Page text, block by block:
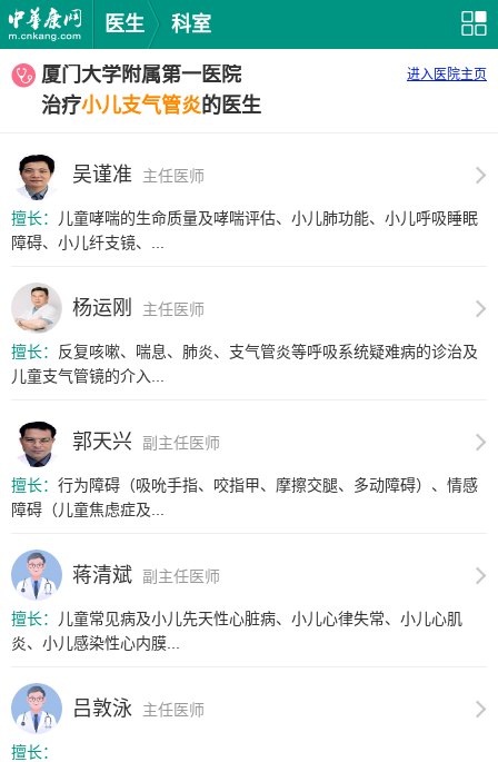
医生 科室
厦门大学附属第一医院 进入医院主页
治疗小儿支气管炎的医生
吴谨准 主任医师
擅长：
儿童哮喘的生命质量及哮喘评估、小儿肺功能、小儿呼吸睡眠
障碍、小儿纤支镜、...
杨运刚 主任医师
擅长： 反复咳嗽、喘息、肺炎、支气管炎等呼吸系统疑难病的诊治及
儿童支气管镜的介入...
郭天兴 副主任医师
擅长： 行为障碍（吸吮手指、咬指甲、摩擦交腿、多动障碍）、情感
障碍（儿童焦虑症及...
蒋清斌 副主任医师
擅长：
儿童常见病及小儿先天性心脏病、小儿心律失常、小儿心肌
炎、小儿感染性心内膜...
吕敦泳 主任医师
擅长：